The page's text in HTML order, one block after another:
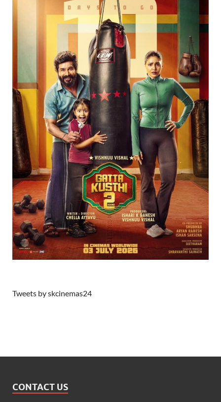
Tweets by skcinemas24
CONTACT US